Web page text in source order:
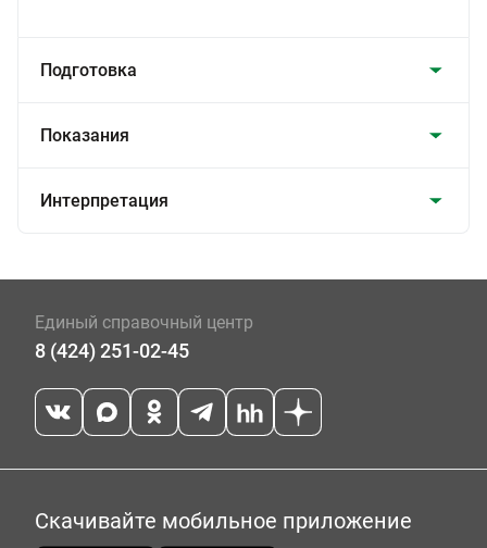
Подготовка
Показания
Интерпретация
Единый справочный центр
8 (424) 251-02-45
Скачивайте мобильное приложение